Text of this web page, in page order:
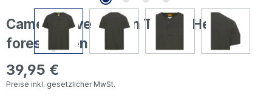
Camel active Herren T-Shirt Henley
forest green
Regulärer Preis:
39,95 €
Preise inkl. gesetzlicher MwSt.